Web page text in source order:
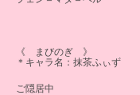
《 まびのぎ 》
＊キャラ名：抹茶ふぃず
ご隠居中